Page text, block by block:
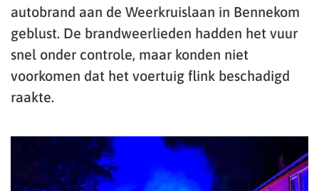
autobrand aan de Weerkruislaan in Bennekom
geblust. De brandweerlieden hadden het vuur
snel onder controle, maar konden niet
voorkomen dat het voertuig flink beschadigd
raakte.